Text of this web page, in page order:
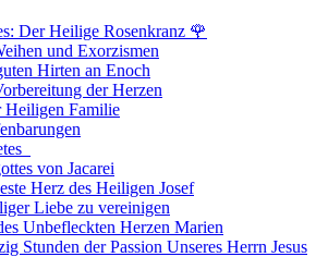
Der Heilige Rosenkranz 🌹
und Exorzismen
Hirten an Enoch
der Herzen
Heiligen Familie
von Jacarei
Herz des Heiligen Josef
Liebe zu vereinigen
Unbefleckten Herzen Marien
Stunden der Passion Unseres Herrn Jesus